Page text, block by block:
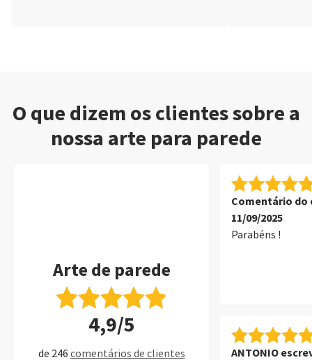
O que dizem os clientes sobre a
nossa arte para parede
Arte de parede
4,9/5
de 246 comentários de clientes
Comentário do
11/09/2025
Parabéns !
ANTONIO